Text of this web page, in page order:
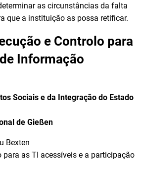
as circunstâncias da falta
que a instituição as possa retificar.
e Controlo para
Informação
Sociais e da Integração do Estado
de Gießen
Bexten
para as TI acessíveis e a participação